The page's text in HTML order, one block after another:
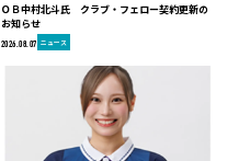
ＯＢ中村北斗氏 クラブ・フェロー契約更新の
お知らせ
2026.08.07 ニュース